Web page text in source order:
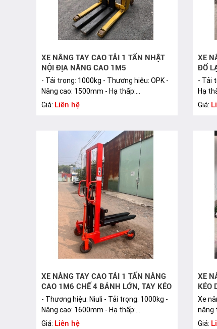
XE NÂNG TAY CAO TẢI 1 TẤN NHẬT
NỘI ĐỊA NÂNG CAO 1M5
- Tải trọng: 1000kg - Thương hiệu: OPK -
Nâng cao: 1500mm - Hạ thấp:...
Giá: Liên hệ
XE
ĐỔ
- Tải
Hạ
Giá:
XE NÂNG TAY CAO TẢI 1 TẤN NÂNG
CAO 1M6 CHẾ 4 BÁNH LỚN, TAY KÉO
- Thương hiệu: Niuli - Tải trọng: 1000kg -
Nâng cao: 1600mm - Hạ thấp:...
Giá: Liên hệ
XE
KÉO
Xe
nâng
Giá: